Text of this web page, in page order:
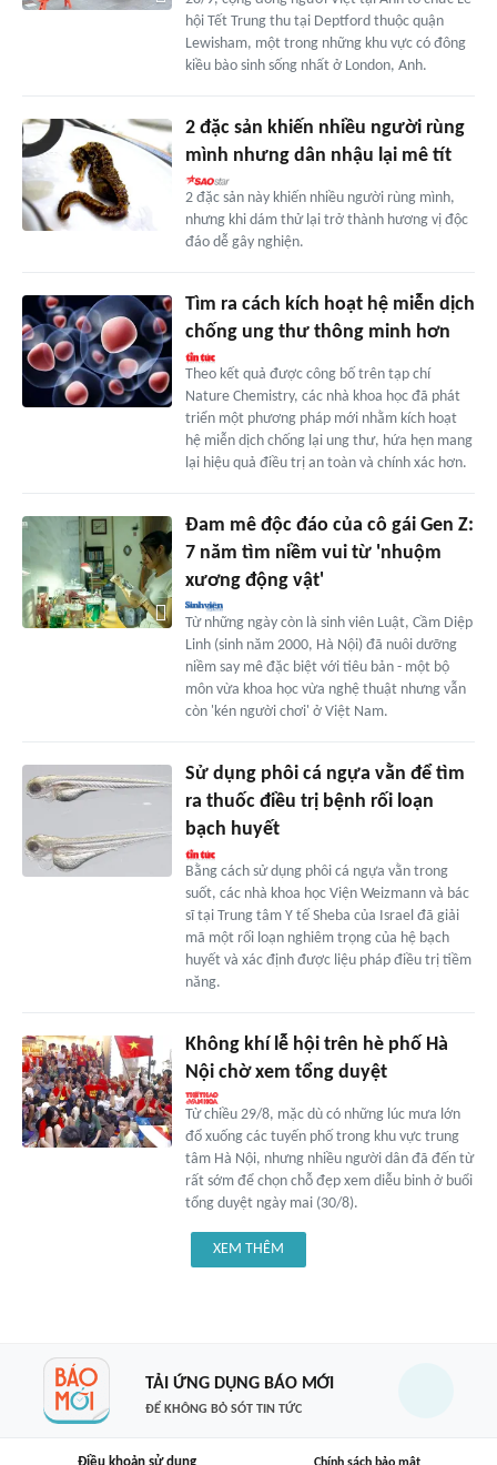
hội Tết Trung thu tại Deptford thuộc quận
Lewisham, một trong những khu vực có đông
kiều bào sinh sống nhất ở London, Anh.
2 đặc sản khiến nhiều người rùng
mình nhưng dân nhậu lại mê tít
2 đặc sản này khiến nhiều người rùng mình,
nhưng khi dám thử lại trở thành hương vị độc
đáo dễ gây nghiện.
Tìm ra cách kích hoạt hệ miễn dịch
chống ung thư thông minh hơn
Theo kết quả được công bố trên tạp chí
Nature Chemistry, các nhà khoa học đã phát
triển một phương pháp mới nhằm kích hoạt
hệ miễn dịch chống lại ung thư, hứa hẹn mang
lại hiệu quả điều trị an toàn và chính xác hơn.
Đam mê độc đáo của cô gái Gen Z:
7 năm tìm niềm vui từ 'nhuộm
xương động vật'
Từ những ngày còn là sinh viên Luật, Cầm Diệp
Linh (sinh năm 2000, Hà Nội) đã nuôi dưỡng
niềm say mê đặc biệt với tiêu bản - một bộ
môn vừa khoa học vừa nghệ thuật nhưng vẫn
còn 'kén người chơi' ở Việt Nam.
Sử dụng phôi cá ngựa vằn để tìm
ra thuốc điều trị bệnh rối loạn
bạch huyết
Bằng cách sử dụng phôi cá ngựa vằn trong
suốt, các nhà khoa học Viện Weizmann và bác
sĩ tại Trung tâm Y tế Sheba của Israel đã giải
mã một rối loạn nghiêm trọng của hệ bạch
huyết và xác định được liệu pháp điều trị tiềm
năng.
Không khí lễ hội trên hè phố Hà
Nội chờ xem tổng duyệt
Từ chiều 29/8, mặc dù có những lúc mưa lớn
đổ xuống các tuyến phố trong khu vực trung
tâm Hà Nội, nhưng nhiều người dân đã đến từ
rất sớm để chọn chỗ đẹp xem diễu binh ở buổi
tổng duyệt ngày mai (30/8).
XEM THÊM
TẢI ỨNG DỤNG BÁO MỚI
ĐỂ KHÔNG BỎ SÓT TIN TỨC